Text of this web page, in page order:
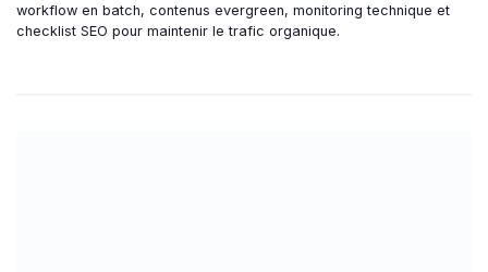
workflow en batch, contenus evergreen, monitoring technique et
checklist SEO pour maintenir le trafic organique.